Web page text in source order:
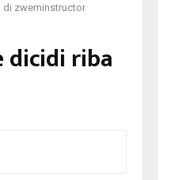
di zweminstructor
dicidi riba